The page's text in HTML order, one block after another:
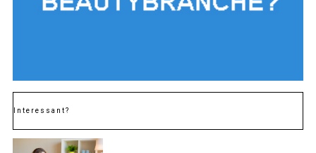
Interessant?